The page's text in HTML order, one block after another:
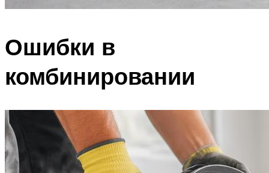
Ошибки в
комбинировании